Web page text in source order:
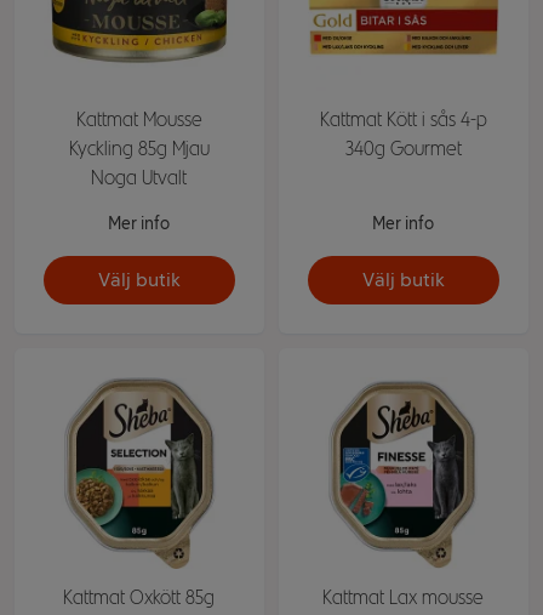
Kattmat Mousse
Kyckling 85g Mjau
Noga Utvalt
Mer info
Välj butik
Kattmat Kött i sås 4-p
340g Gourmet
Mer info
Välj butik
Kattmat Oxkött 85g
Kattmat Lax mousse